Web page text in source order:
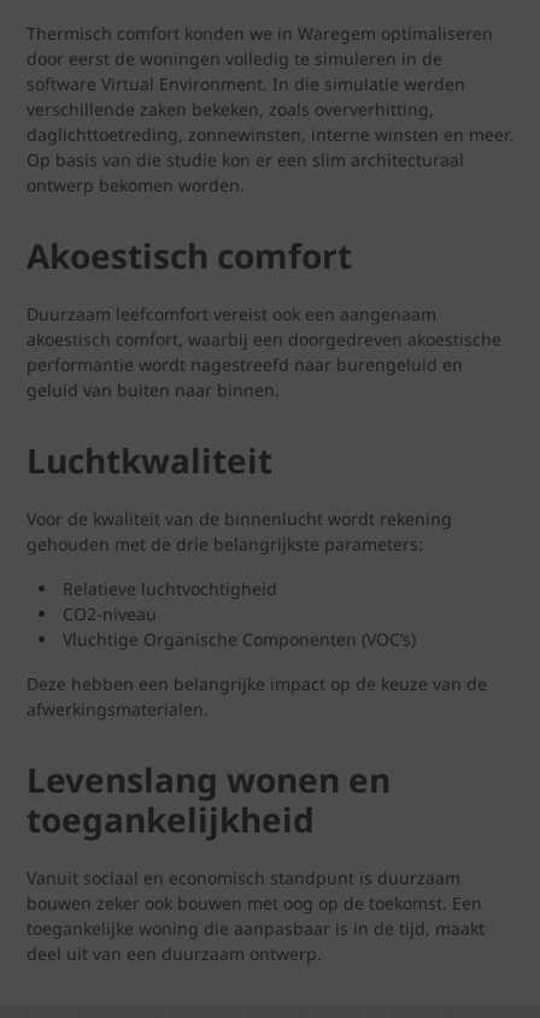
Thermisch comfort konden we in Waregem optimaliseren
door eerst de woningen volledig te simuleren in de
software Virtual Environment. In die simulatie werden
verschillende zaken bekeken, zoals oververhitting,
daglichttoetreding, zonnewinsten, interne winsten en meer.
Op basis van die studie kon er een slim architecturaal
ontwerp bekomen worden.
Akoestisch comfort
Duurzaam leefcomfort vereist ook een aangenaam
akoestisch comfort, waarbij een doorgedreven akoestische
performantie wordt nagestreefd naar burengeluid en
geluid van buiten naar binnen.
Luchtkwaliteit
Voor de kwaliteit van de binnenlucht wordt rekening
gehouden met de drie belangrijkste parameters:
Relatieve luchtvochtigheid
CO2-niveau
Vluchtige Organische Componenten (VOC’s)
Deze hebben een belangrijke impact op de keuze van de
afwerkingsmaterialen.
Levenslang wonen en
toegankelijkheid
Vanuit sociaal en economisch standpunt is duurzaam
bouwen zeker ook bouwen met oog op de toekomst. Een
toegankelijke woning die aanpasbaar is in de tijd, maakt
deel uit van een duurzaam ontwerp.